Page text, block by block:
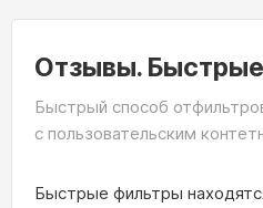
Отзывы.
Быстрый способ
с пользовательским
Быстрые фильтры